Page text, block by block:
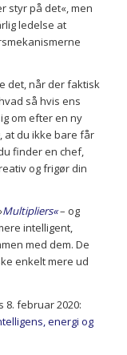
styr på det«, men
ledelse at
det, når der faktisk
så hvis ens
om efter en ny
at du ikke bare får
finder en chef,
og frigør din
Multipliers«– og
intelligent,
med dem. De
enkelt mere ud
8. februar 2020:
energi og